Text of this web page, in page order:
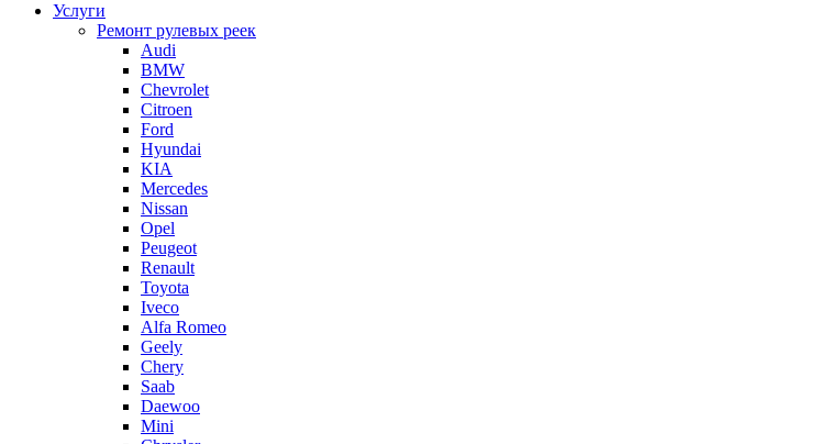
Услуги
Ремонт рулевых реек
Audi
BMW
Chevrolet
Citroen
Ford
Hyundai
KIA
Mercedes
Nissan
Opel
Peugeot
Renault
Toyota
Iveco
Alfa Romeo
Geely
Chery
Saab
Daewoo
Mini